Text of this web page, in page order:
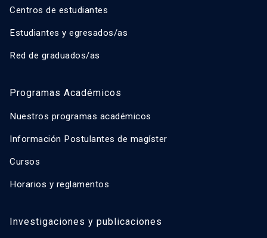
Centros de estudiantes
Estudiantes y egresados/as
Red de graduados/as
Programas Académicos
Nuestros programas académicos
Información Postulantes de magíster
Cursos
Horarios y reglamentos
Investigaciones y publicaciones